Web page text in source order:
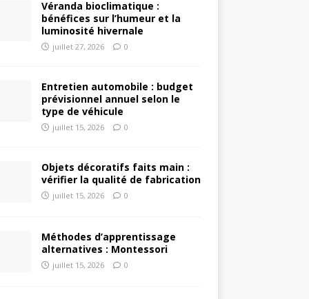
Véranda bioclimatique :
bénéfices sur l’humeur et la
luminosité hivernale
juillet 27, 2026 0
Entretien automobile : budget
prévisionnel annuel selon le
type de véhicule
juillet 15, 2026 0
Objets décoratifs faits main :
vérifier la qualité de fabrication
juillet 15, 2026 0
Méthodes d’apprentissage
alternatives : Montessori
juillet 15, 2026 0